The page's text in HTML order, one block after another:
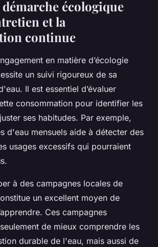
écologique
et la
continue
en matière d’écologie
un suivi rigoureux de sa
Il est essentiel d’évaluer
consommation pour identifier les
ses habitudes. Par exemple,
d'eau mensuels aide à détecter des
usages excessifs qui pourraient
à des campagnes locales de
un excellent moyen de
Ces campagnes
de mieux comprendre les
durable de l'eau, mais aussi de